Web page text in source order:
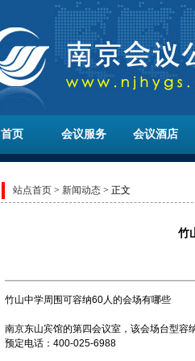
首页 会议服务 会议酒店
站点首页 > 新闻动态 > 正文
竹
竹山中学周围可容纳60人的会场有哪些
南京东山宾馆的第四会议室，该会场台型容
预定电话：400-025-6988